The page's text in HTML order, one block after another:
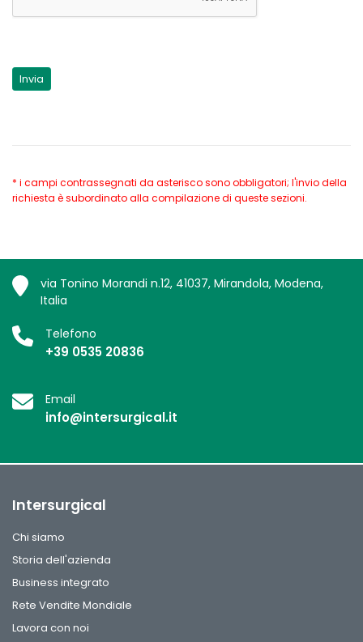
* i campi contrassegnati da asterisco sono obbligatori; l'invio della
richiesta è subordinato alla compilazione di queste sezioni.
via Tonino Morandi n.12, 41037, Mirandola, Modena,
Italia
Telefono
+39 0535 20836
Email
info@intersurgical.it
Intersurgical
Chi siamo
Storia dell'azienda
Business integrato
Rete Vendite Mondiale
Lavora con noi